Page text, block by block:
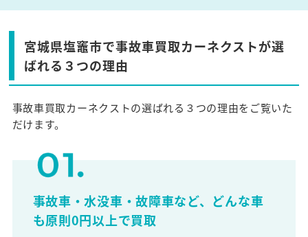
宮城県塩竈市で事故車買取カーネクストが選
ばれる３つの理由
事故車買取カーネクストの選ばれる３つの理由をご覧いた
だけます。
事故車・水没車・故障車など、どんな車
も原則0円以上で買取